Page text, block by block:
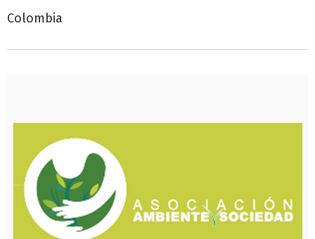
Colombia